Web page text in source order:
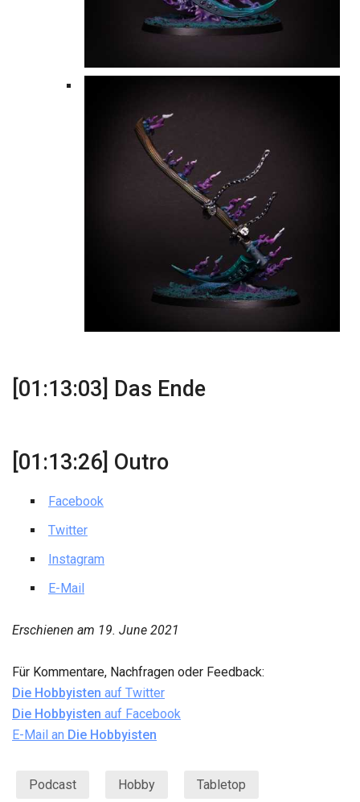
[01:13:03] Das Ende
[01:13:26] Outro
Facebook
Twitter
Instagram
E-Mail
Erschienen am 19. June 2021
Für Kommentare, Nachfragen oder Feedback:
Die Hobbyisten auf Twitter
Die Hobbyisten auf Facebook
E-Mail an Die Hobbyisten
Podcast Hobby Tabletop